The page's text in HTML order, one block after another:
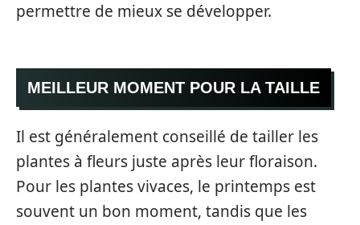
permettre de mieux se développer.
MEILLEUR MOMENT POUR LA TAILLE
Il est généralement conseillé de tailler les
plantes à fleurs juste après leur floraison.
Pour les plantes vivaces, le printemps est
souvent un bon moment, tandis que les